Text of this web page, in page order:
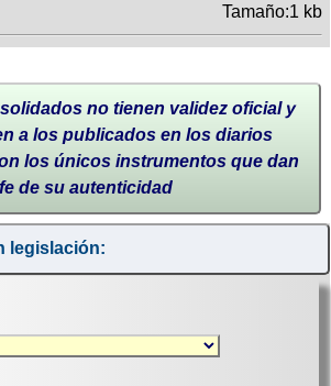
Tamaño:1 kb
no tienen validez oficial y
a los publicados en los diarios
los únicos instrumentos que dan
fe de su autenticidad
legislación: